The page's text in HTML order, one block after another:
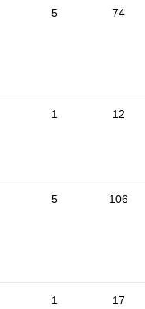
5 74
1 12
5 106
1 17